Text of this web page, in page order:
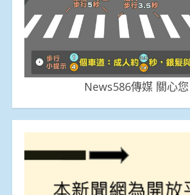
News586傳媒 關心您